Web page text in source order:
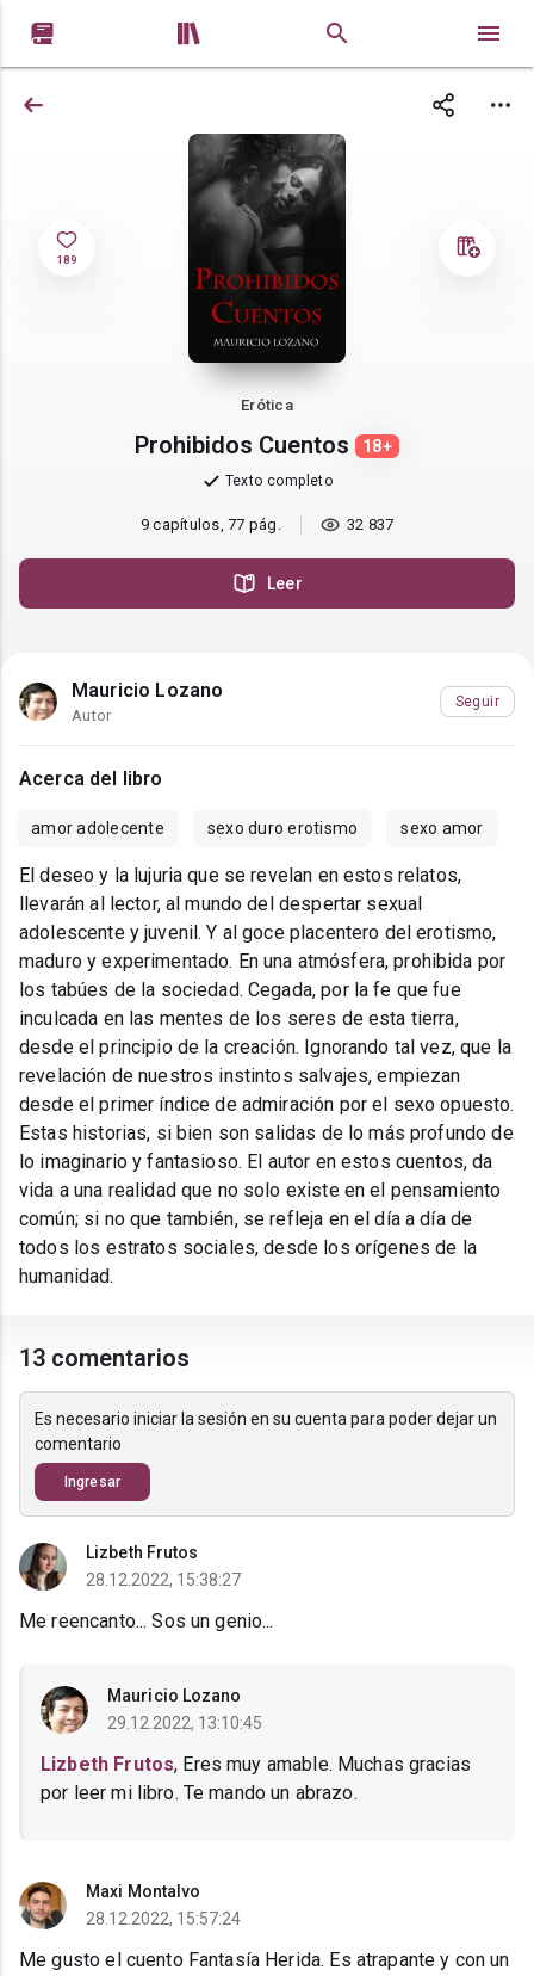
 
189
Erótica
Prohibidos Cuentos 18+
Texto completo
9 capítulos, 77 pág. 32 837
Leer
Mauricio Lozano
Autor
Seguir
Acerca del libro
amor adolecente sexo duro erotismo sexo amor
El deseo y la lujuria que se revelan en estos relatos,
llevarán al lector, al mundo del despertar sexual
adolescente y juvenil. Y al goce placentero del erotismo,
maduro y experimentado. En una atmósfera, prohibida por
los tabúes de la sociedad. Cegada, por la fe que fue
inculcada en las mentes de los seres de esta tierra,
desde el principio de la creación. Ignorando tal vez, que la
revelación de nuestros instintos salvajes, empiezan
desde el primer índice de admiración por el sexo opuesto.
Estas historias, si bien son salidas de lo más profundo de
lo imaginario y fantasioso. El autor en estos cuentos, da
vida a una realidad que no solo existe en el pensamiento
común; si no que también, se refleja en el día a día de
todos los estratos sociales, desde los orígenes de la
humanidad.
13 comentarios
Es necesario iniciar la sesión en su cuenta para poder dejar un
comentario
Ingresar
Lizbeth Frutos
28.12.2022, 15:38:27
Me reencanto... Sos un genio...
Mauricio Lozano
29.12.2022, 13:10:45
Lizbeth Frutos, Eres muy amable. Muchas gracias
por leer mi libro. Te mando un abrazo.
Maxi Montalvo
28.12.2022, 15:57:24
Me gusto el cuento Fantasía Herida. Es atrapante y con un